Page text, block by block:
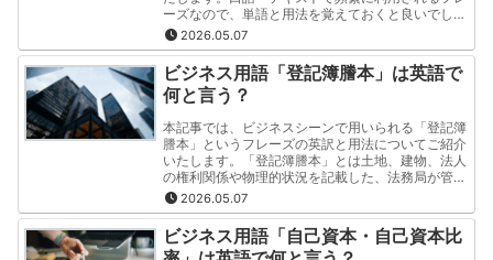
ーズなので、単語と用法を覚えておくと良いでしょ
う。この記事では「定例会議」というフレーズの英
訳と用法を"分かりやすく・簡潔"にご紹介いたしま
す。
2026.05.07
ビジネス用語「登記簿謄本」は英語で
何と言う？
本記事では、ビジネスシーンで用いられる「登記簿
謄本」というフレーズの英訳と用法についてご紹介
いたします。「登記簿謄本」とは土地、建物、法人
の権利関係や物理的状況を記載した、法務局が管理
する公的書類のことを指します。この記事では「登
記簿謄本」というフレーズの英訳と用法を"分かり
やすく・簡潔"にご紹介いたします。
2026.05.07
ビジネス用語「自己資本・自己資本比